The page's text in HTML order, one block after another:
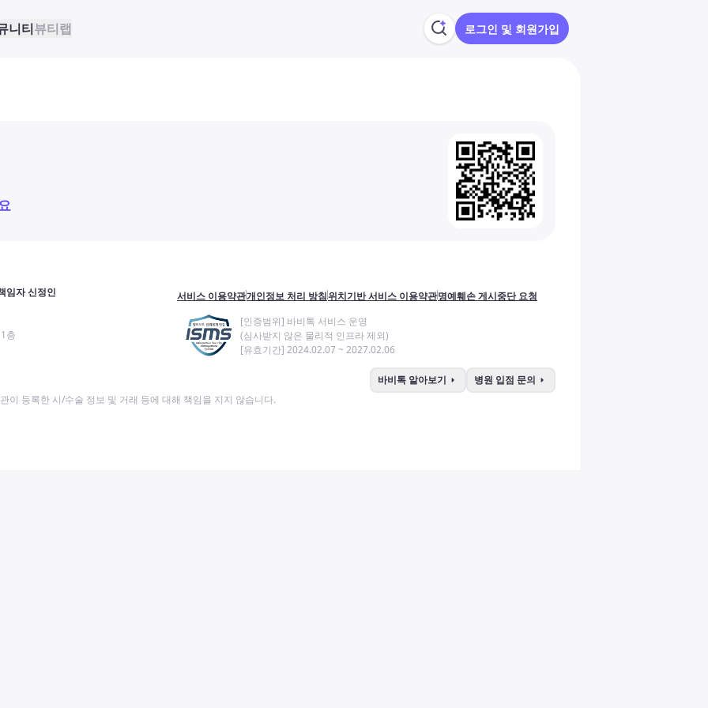
니티뷰티랩 로그인 및 회원가입
임자 신정인
층
서비스 이용약관개인정보 처리 방침위치기반 서비스 이용약관명예훼손 게시중단 요청
[인증범위] 바비톡 서비스 운영
(심사받지 않은 물리적 인프라 제외)
[유효기간] 2024.02.07 ~ 2027.02.06
바비톡 알아보기 arrow_right 병원 입점 문의 arrow_right
이 등록한 시/수술 정보 및 거래 등에 대해 책임을 지지 않습니다.